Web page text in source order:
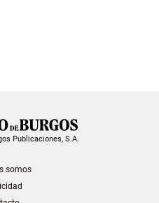
Publicaciones, S.A.
somos